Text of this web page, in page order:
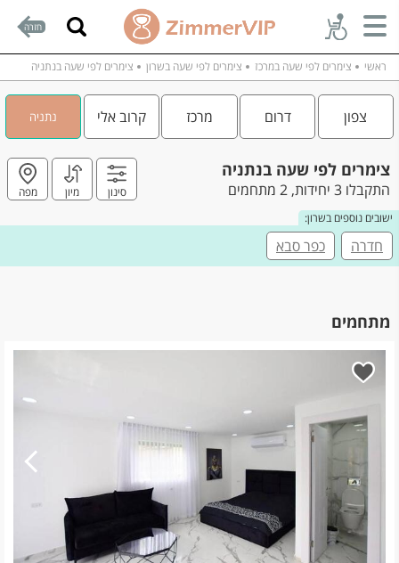
חזרה
ראשי צימרים לפי שעה במרכז צימרים לפי שעה בשרון צימרים לפי שעה בנתניה
צפון דרום מרכז קרוב אלי נתניה
צימרים לפי שעה בנתניה
התקבלו 3 יחידות, 2 מתחמים סינון מיון
מפה
ישובים נוספים בשרון:
חדרה כפר סבא
מתחמים